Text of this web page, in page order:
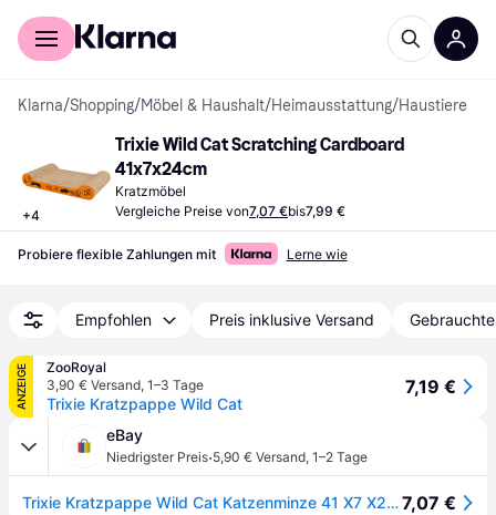
Für Shopper
Klarna/Shopping/Möbel & Haushalt/Heimausstattung/Haustiere
+4
Trixie Wild Cat Scratching Cardboard
41x7x24cm
Kratzmöbel
Vergleiche Preise von7,07 €bis7,99 €
Probiere flexible Zahlungen mit Lerne wie
Empfohlen Preis inklusive Versand
ANZEIGE
ZooRoyal
3,90 € Versand, 1–3 Tage
Trixie Kratzpappe Wild Cat
7,19 €
eBay
Niedrigster Preis·5,90 € Versand, 1–2 Tage
Trixie Kratzpappe Wild Cat Katzenminze 41 X7 X24 Cm Blau Katze Cat Kratzen7,07 €